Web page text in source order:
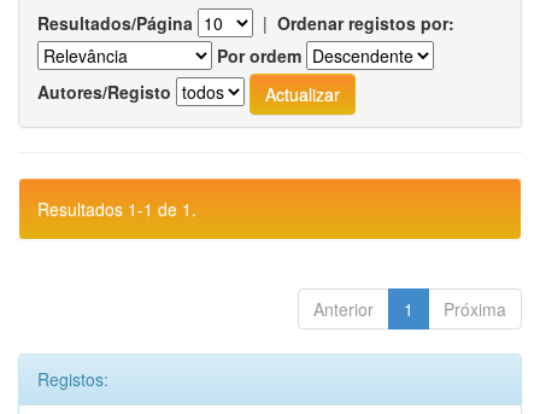
Resultados/Página | Ordenar registos por:
Por ordem
Autores/Registo
Resultados 1-1 de 1.
Anterior 1 Próxima
Registos: